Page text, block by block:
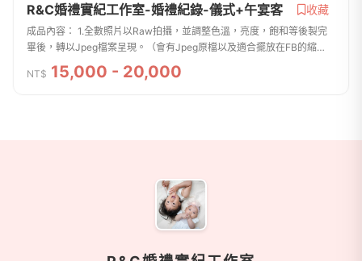
R&C婚禮實紀工作室-婚禮紀錄-儀式+午宴客 收藏
成品內容： 1.全數照片以Raw拍攝，並調整色溫，亮度，飽和等後製完
畢後，轉以Jpeg檔案呈現。（會有Jpeg原檔以及適合擺放在FB的縮
NT$ 15,000 - 20,000